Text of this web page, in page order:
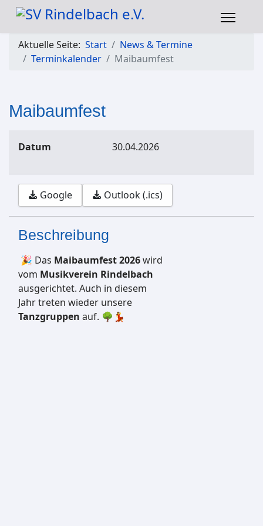
Aktuelle Seite: Start
News & Termine
Terminkalender
Maibaumfest
Maibaumfest
Datum 30.04.2026
Google Outlook (.ics)
Beschreibung
🎉 Das Maibaumfest 2026wird
vom Musikverein Rindelbach
ausgerichtet. Auch in diesem
Jahr treten wieder unsere
Tanzgruppen auf. 🌳💃